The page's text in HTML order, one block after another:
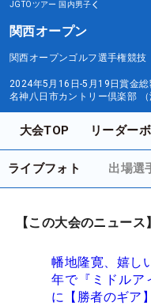
JGTOツアー 国内男子
関西オープン
関西オープンゴルフ選手権競技
2024年5月16日-5月19日賞金総
名神八日市カントリー倶楽部 （
大会TOP リーダー
ライブフォト 出場選
【この大会のニュース】
幡地隆寛、嬉し
年で『ミドルア
に【勝者のギア】